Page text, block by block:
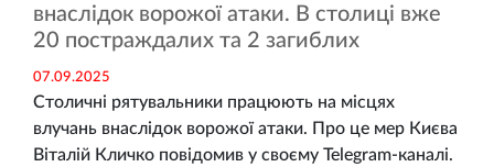
внаслідок ворожої атаки. В столиці вже
20 постраждалих та 2 загиблих
07.09.2025
Столичні рятувальники працюють на місцях
влучань внаслідок ворожої атаки. Про це мер Києва
Віталій Кличко повідомив у своєму Telegram-каналі.